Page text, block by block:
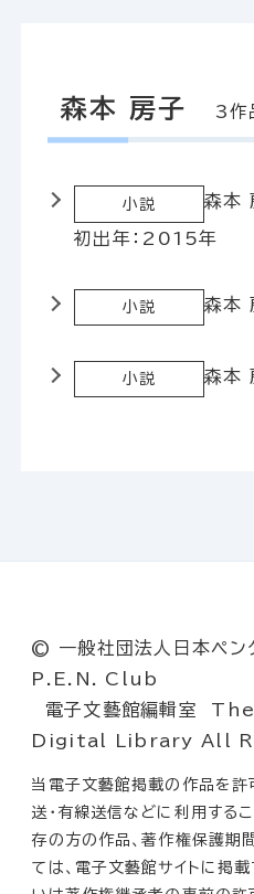
森本 房子 3作
小説 森本
初出年：2015年
小説 森本
小説 森本
© 一般社団法人日本ペ
P.E.N. Club
電子文藝館編輯室
Digital Library All
当電子文藝館掲載の作品を許
送・有線送信などに利用するこ
存の方の作品、著作権保護期
ては、電子文藝館サイトに掲